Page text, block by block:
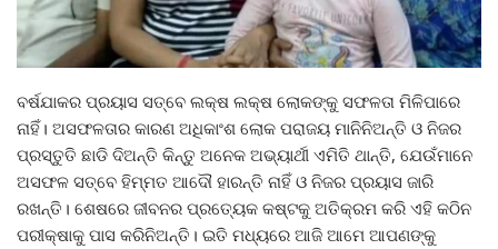
ବର୍ଷଯାକର ପ୍ରୟାସ ସତ୍ବେ ଲକ୍ଷ ଲକ୍ଷ ଲୋକଙ୍କୁ ସଫଳତା ମିଳିପାରେ
ନାହିଁ। ଅସଫଳତାର କାରଣ ଅଧିକାଂଶ ଲୋକ ପରାଜୟ ମାନିନିଅନ୍ତି ଓ ନିଜର
ପ୍ରସ୍ତୁତି ଛାଡି ଦିଅନ୍ତି କିନ୍ତୁ ଅନେକ ଅଭ୍ୟାର୍ଥୀ ଏମିତି ଥାନ୍ତି, ଯେଉଁମାନେ
ଅସଫଳ ସତ୍ବେ ହିମ୍ମତ ଆଦୌ ହାରନ୍ତି ନାହିଁ ଓ ନିଜର ପ୍ରୟାସ ଜାରି
ରଖନ୍ତି। ଶେଷରେ ଜୀବନର ପ୍ରତ୍ୟେକ କଷ୍ଟକୁ ଅତିକ୍ରମ କରି ଏହି କଠିନ
ପରୀକ୍ଷାକୁ ପାସ କରିନିଅନ୍ତି। ଇତି ମଧ୍ୟରେ ଆଜି ଆମେ ଆପଣଙ୍କୁ